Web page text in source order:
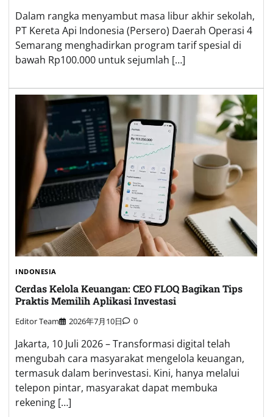
Dalam rangka menyambut masa libur akhir sekolah,
PT Kereta Api Indonesia (Persero) Daerah Operasi 4
Semarang menghadirkan program tarif spesial di
bawah Rp100.000 untuk sejumlah […]
INDONESIA
Cerdas Kelola Keuangan: CEO FLOQ Bagikan Tips
Praktis Memilih Aplikasi Investasi
Editor Team 2026年7月10日 0
Jakarta, 10 Juli 2026 – Transformasi digital telah
mengubah cara masyarakat mengelola keuangan,
termasuk dalam berinvestasi. Kini, hanya melalui
telepon pintar, masyarakat dapat membuka
rekening […]